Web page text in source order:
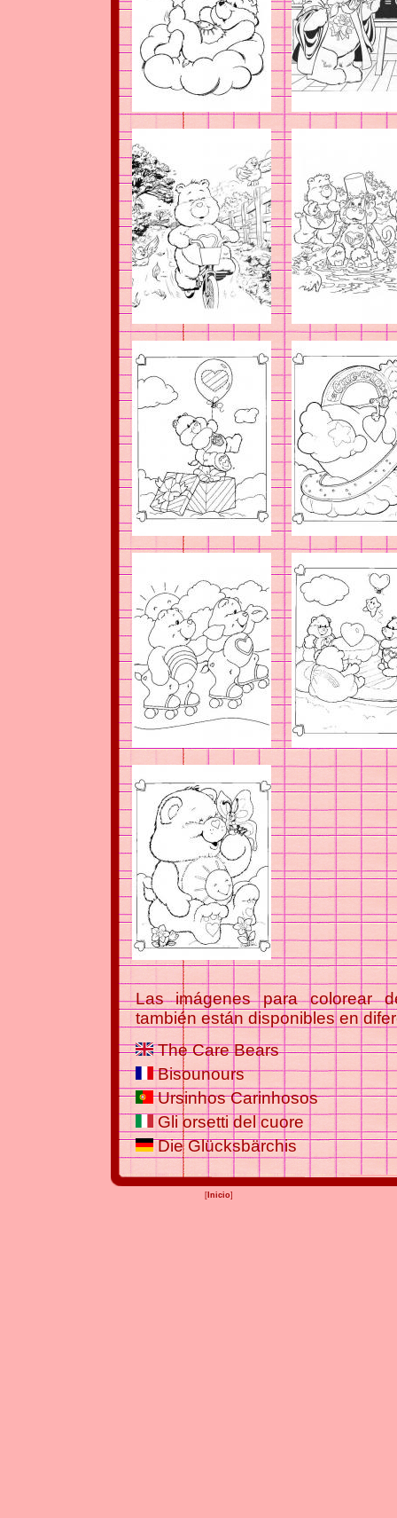
Las imágenes para colorear
también están disponibles en
The Care Bears
Bisounours
Ursinhos Carinhosos
Gli orsetti del cuore
Die Glücksbärchis
[Inicio]